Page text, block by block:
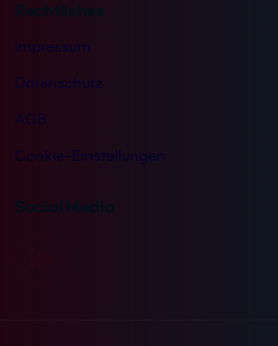
Rechtliches
Impressum
Datenschutz
AGB
Cookie-Einstellungen
Social Media